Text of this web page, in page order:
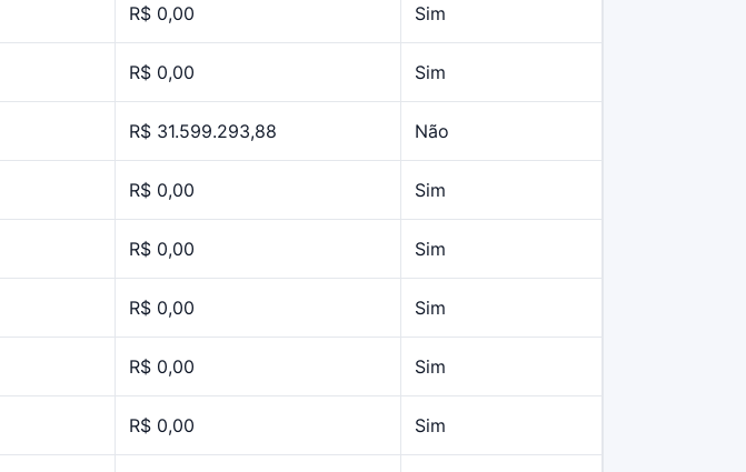
R$ 0,00 Sim
R$ 0,00 Sim
R$ 31.599.293,88 Não
R$ 0,00 Sim
R$ 0,00 Sim
R$ 0,00 Sim
R$ 0,00 Sim
R$ 0,00 Sim